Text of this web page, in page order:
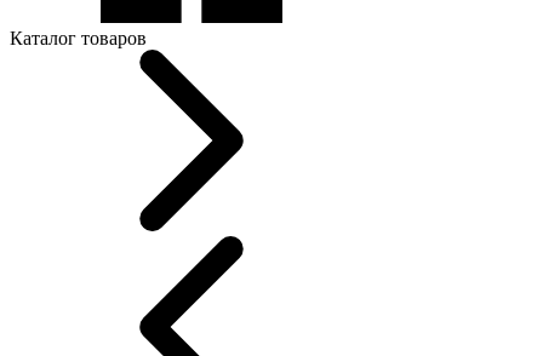
Каталог товаров